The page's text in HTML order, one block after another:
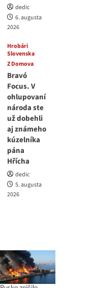
dedic
6. augusta
2026
Hrobári
Slovenska
Z Domova
Bravó
Focus. V
ohlupovaní
národa ste
už dobehli
aj známeho
kúzelníka
pána
Hřícha
dedic
5. augusta
2026